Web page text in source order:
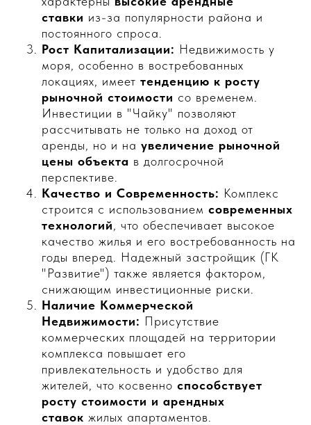
ставки из-за популярности района и
постоянного спроса.
Рост Капитализации: Недвижимость у
моря, особенно в востребованных
локациях, имеет тенденцию к росту
рыночной стоимости со временем.
Инвестиции в "Чайку" позволяют
рассчитывать не только на доход от
аренды, но и на увеличение рыночной
цены объекта в долгосрочной
перспективе.
Качество и Современность: Комплекс
строится с использованием современных
технологий, что обеспечивает высокое
качество жилья и его востребованность на
годы вперед. Надежный застройщик (ГК
"Развитие") также является фактором,
снижающим инвестиционные риски.
Наличие Коммерческой
Недвижимости: Присутствие
коммерческих площадей на территории
комплекса повышает его
привлекательность и удобство для
жителей, что косвенно способствует
росту стоимости и арендных
ставок жилых апартаментов.